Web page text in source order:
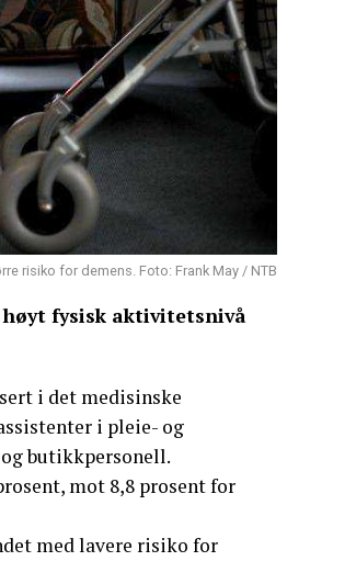
risiko for demens. Foto: Frank May / NTB
fysisk aktivitetsnivå
i det medisinske
i pleie- og
butikkpersonell.
mot 8,8 prosent for
med lavere risiko for